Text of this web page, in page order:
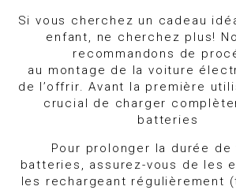
Si vous cherchez un cadeau
enfant, ne cherchez plus!
recommandons de
au montage de la voiture
de l’offrir. Avant la première
crucial de charger
batteries
Pour prolonger la durée de
batteries, assurez-vous de les
les rechargeant régulièrement